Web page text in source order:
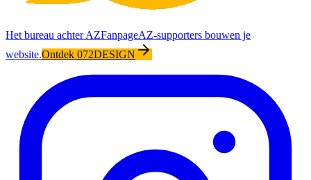
Het bureau achter AZFanpageAZ-supporters bouwen je
website.Ontdek 072DESIGN